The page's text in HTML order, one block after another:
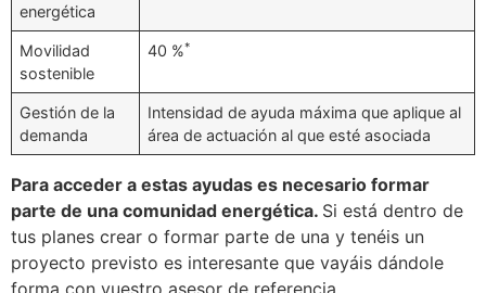
energética
Movilidad
sostenible
40 %*
Gestión de la
demanda
Intensidad de ayuda máxima que aplique al
área de actuación al que esté asociada
Para acceder a estas ayudas es necesario formar
parte de una comunidad energética. Si está dentro de
tus planes crear o formar parte de una y tenéis un
proyecto previsto es interesante que vayáis dándole